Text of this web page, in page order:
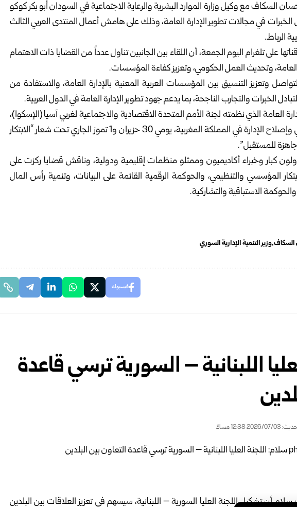
السكاف مع وكيل وزارة الموارد البشرية والرعاية الاجتماعية في السودان أبو بكر كوكو
في مجالات تطوير الإدارة العامة، وذلك على هامش أعمال المنتدى العربي الثالث
الرباط.
على تلغرام اليوم الجمعة، أن اللقاء بين الجانبين تناول عدداً من القضايا ذات الاهتمام
العامة، وتحديث العمل الحكومي، وتعزيز كفاءة المؤسسات.
وتعزيز التنسيق بين المؤسسات العربية المعنية بالإدارة العامة، والاستفادة من
الخبرات والتجارب الناجحة، بما يدعم جهود تطوير الإدارة العامة في الدول العربية.
العامة الذي نظمته لجنة الأمم المتحدة الاقتصادية والاجتماعية لغربي آسيا (الإسكوا)،
بالشراكة مع وزارة الانتقال الرقمي وإصلاح الإدارة في المملكة المغربية، يومي 30 حزيران و1 تموز الجاري تحت شعار “الابتكار
للمستقبل”.
كبار وخبراء أكاديميون وممثلو منظمات إقليمية ودولية، وناقش قضايا ركزت على
المؤسسي والتنظيمي، والحوكمة الرقمية القائمة على البيانات، وتنمية رأس المال
الاستباقية والتشاركية.
وزير التنمية الإدارية السوري
فيسبوك
اللبنانية – السورية ترسي قاعدة
07/03 12:38 مساءً
أن تشكيل اللجنة العليا السورية – اللبنانية، سيسهم في تعزيز العلاقات بين البلدين